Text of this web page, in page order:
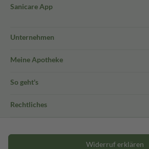
Sanicare App
Unternehmen
Meine Apotheke
So geht's
Rechtliches
Widerruf erklären